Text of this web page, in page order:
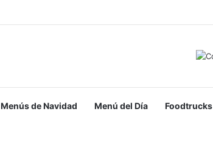
Menús de Navidad Menú del Día Foodtrucks